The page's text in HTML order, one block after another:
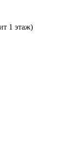
1 этаж)